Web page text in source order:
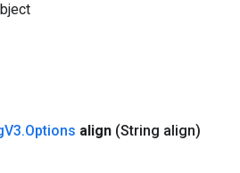
V3.Options align (String align)